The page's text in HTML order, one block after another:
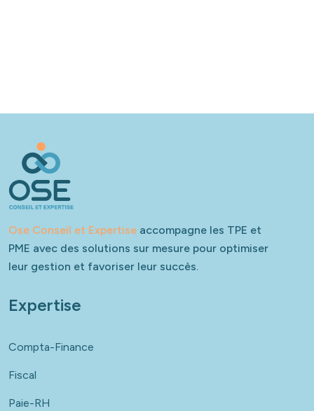
Ose Conseil et Expertise accompagne les TPE et
PME avec des solutions sur mesure pour optimiser
leur gestion et favoriser leur succès.
Expertise
Compta-Finance
Fiscal
Paie-RH